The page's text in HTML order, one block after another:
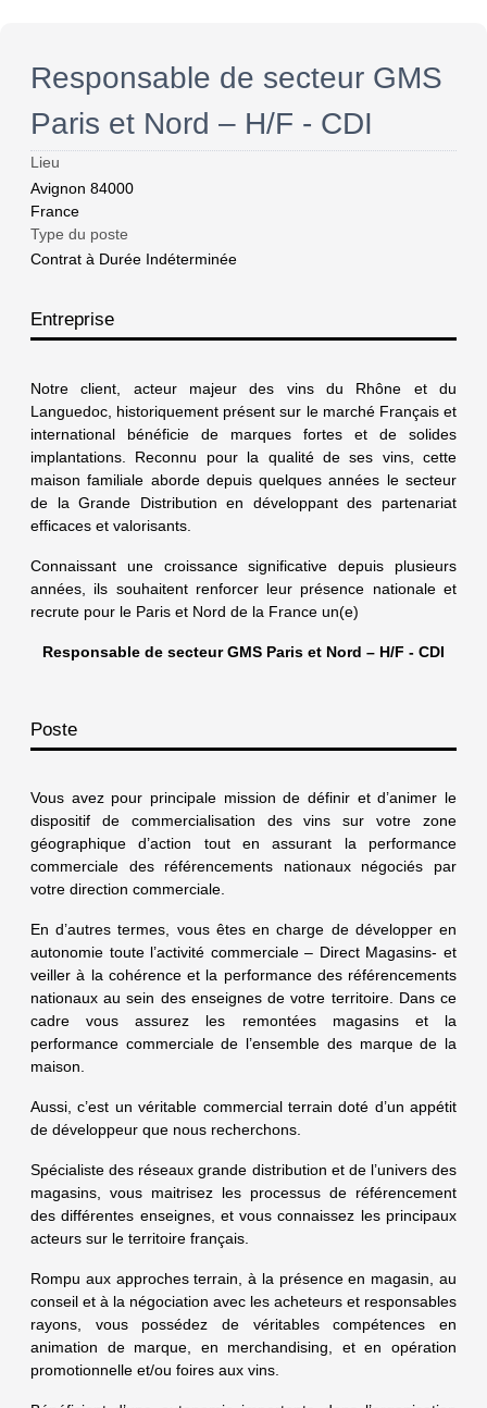
Responsable de secteur GMS
Paris et Nord – H/F - CDI
Lieu
Avignon 84000
France
Type du poste
Contrat à Durée Indéterminée
Entreprise
Notre client, acteur majeur des vins du Rhône et du
Languedoc, historiquement présent sur le marché Français et
international bénéficie de marques fortes et de solides
implantations. Reconnu pour la qualité de ses vins, cette
maison familiale aborde depuis quelques années le secteur
de la Grande Distribution en développant des partenariat
efficaces et valorisants.
Connaissant une croissance significative depuis plusieurs
années, ils souhaitent renforcer leur présence nationale et
recrute pour le Paris et Nord de la France un(e)
Responsable de secteur GMS Paris et Nord – H/F - CDI
Poste
Vous avez pour principale mission de définir et d’animer le
dispositif de commercialisation des vins sur votre zone
géographique d’action tout en assurant la performance
commerciale des référencements nationaux négociés par
votre direction commerciale.
En d’autres termes, vous êtes en charge de développer en
autonomie toute l’activité commerciale – Direct Magasins- et
veiller à la cohérence et la performance des référencements
nationaux au sein des enseignes de votre territoire. Dans ce
cadre vous assurez les remontées magasins et la
performance commerciale de l’ensemble des marque de la
maison.
Aussi, c’est un véritable commercial terrain doté d’un appétit
de développeur que nous recherchons.
Spécialiste des réseaux grande distribution et de l’univers des
magasins, vous maitrisez les processus de référencement
des différentes enseignes, et vous connaissez les principaux
acteurs sur le territoire français.
Rompu aux approches terrain, à la présence en magasin, au
conseil et à la négociation avec les acheteurs et responsables
rayons, vous possédez de véritables compétences en
animation de marque, en merchandising, et en opération
promotionnelle et/ou foires aux vins.